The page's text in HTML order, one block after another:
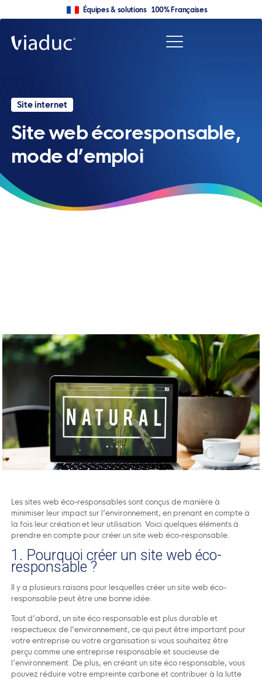
Équipes & solutions 100% Françaises
Site internet
Site web écoresponsable,
mode d’emploi
Les sites web éco-responsables sont conçus de manière à
minimiser leur impact sur l’environnement, en prenant en compte à
la fois leur création et leur utilisation. Voici quelques éléments à
prendre en compte pour créer un site web éco-responsable.
1. Pourquoi créer un site web éco-
responsable ?
Il y a plusieurs raisons pour lesquelles créer un site web éco-
responsable peut être une bonne idée.
Tout d’abord, un site éco responsable est plus durable et
respectueux de l’environnement, ce qui peut être important pour
votre entreprise ou votre organisation si vous souhaitez être
perçu comme une entreprise responsable et soucieuse de
l’environnement. De plus, en créant un site éco responsable, vous
pouvez réduire votre empreinte carbone et contribuer à la lutte